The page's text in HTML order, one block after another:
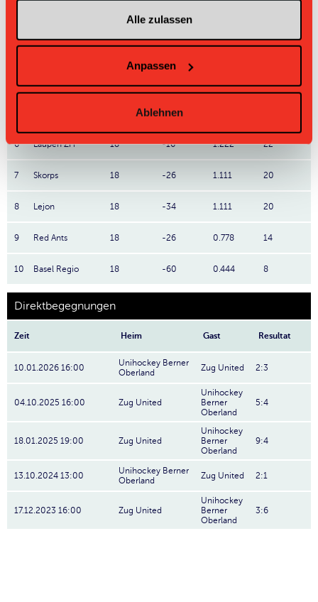
Alle zulassen
Anpassen
Ablehnen
+48
3
4
-8
6 Laupen ZH 18 -16 1.222 22
7 Skorps 18 -26 1.111 20
8 Lejon 18 -34 1.111 20
9 Red Ants 18 -26 0.778 14
10 Basel Regio 18 -60 0.444 8
Direktbegegnungen
Zeit Heim Gast Resultat
10.01.2026 16:00
Unihockey Berner
Oberland
Zug United 2:3
04.10.2025 16:00 Zug United
Unihockey
Berner
Oberland
5:4
18.01.2025 19:00 Zug United
Unihockey
Berner
Oberland
9:4
13.10.2024 13:00
Unihockey Berner
Oberland
Zug United 2:1
17.12.2023 16:00 Zug United
Unihockey
Berner
Oberland
3:6